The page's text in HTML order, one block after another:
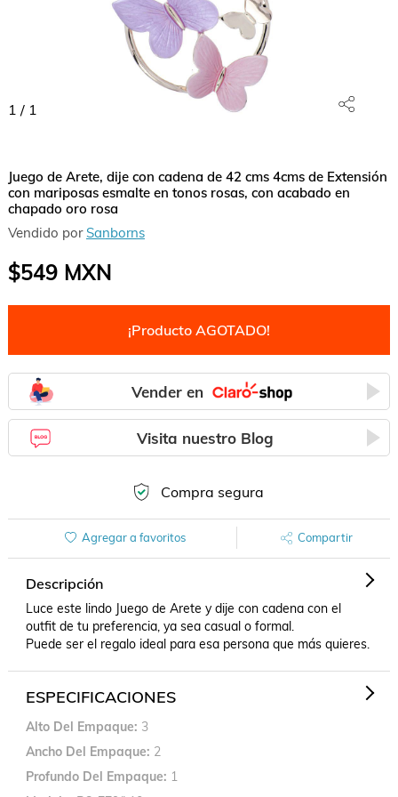
1 / 1
Juego de Arete, dije con cadena de 42 cms 4cms de Extensión
con mariposas esmalte en tonos rosas, con acabado en
chapado oro rosa
Vendido por Sanborns
$549MXN
¡Producto AGOTADO!
Vender en
Visita nuestro Blog
Compra segura
Agregar a favoritos Compartir
Descripción
Luce este lindo Juego de Arete y dije con cadena con el
outfit de tu preferencia, ya sea casual o formal.
Puede ser el regalo ideal para esa persona que más quieres.
ESPECIFICACIONES
Alto Del Empaque 3
Ancho Del Empaque 2
Profundo Del Empaque
1